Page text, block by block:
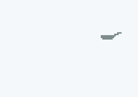
🍳